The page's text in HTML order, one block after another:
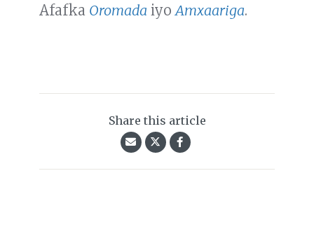
Afafka Oromada iyo Amxaariga.
Share this article